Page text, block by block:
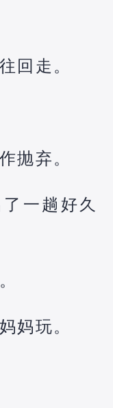
回走。
抛弃。
一趟好久
妈玩。